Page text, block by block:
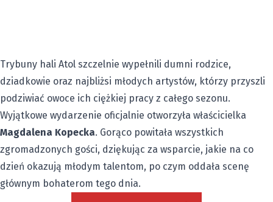
Trybuny hali Atol szczelnie wypełnili dumni rodzice,
dziadkowie oraz najbliżsi młodych artystów, którzy przyszli
podziwiać owoce ich ciężkiej pracy z całego sezonu.
Wyjątkowe wydarzenie oficjalnie otworzyła właścicielka
Magdalena Kopecka. Gorąco powitała wszystkich
zgromadzonych gości, dziękując za wsparcie, jakie na co
dzień okazują młodym talentom, po czym oddała scenę
głównym bohaterom tego dnia.